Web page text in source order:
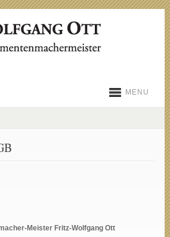
MENU
Meister Fritz-Wolfgang Ott